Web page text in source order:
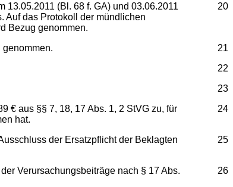
20
(Bl. 68 f. GA) und 03.06.2011
Auf das Protokoll der mündlichen
Bezug genommen.
21
22
23
24
€ aus §§ 7, 18, 17 Abs. 1, 2 StVG zu, für
hat.
25
der Ersatzpflicht der Beklagten
26
Verursachungsbeiträge nach § 17 Abs.